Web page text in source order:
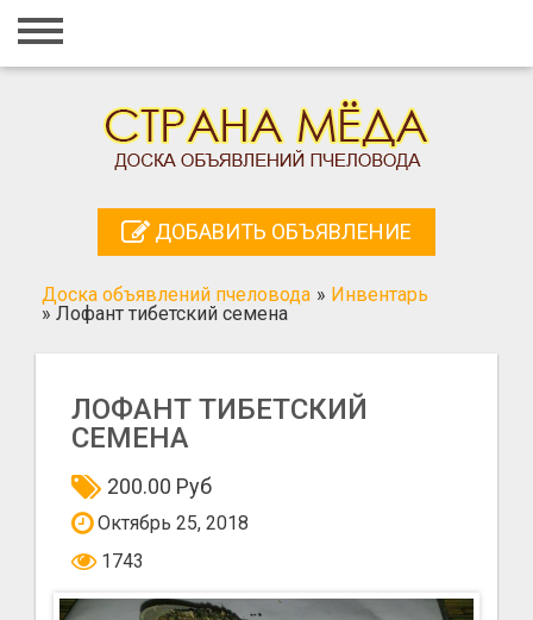
Главная
Регистрация
Добавить объявление
Поиск
ДОБАВИТЬ ОБЪЯВЛЕНИЕ
Доска объявлений пчеловода » Инвентарь
» Лофант тибетский семена
ЛОФАНТ ТИБЕТСКИЙ
СЕМЕНА
200.00 Руб
Октябрь 25, 2018
1743